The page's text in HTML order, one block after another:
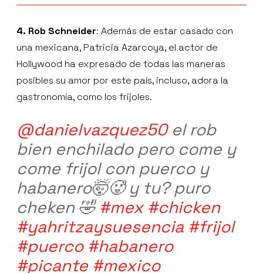
4. Rob Schneider: Además de estar casado con
una mexicana, Patricia Azarcoya, el actor de
Hollywood ha expresado de todas las maneras
posibles su amor por este país, incluso, adora la
gastronomía, como los frijoles.
@danielvazquez50el rob
bien enchilado pero come y
come frijol con puerco y
habanero🤯🥵 y tu? puro
cheken 🤣#mex #chicken
#yahritzaysuesencia #frijol
#puerco #habanero
#picante #mexico